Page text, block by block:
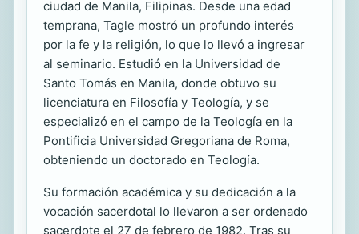
ciudad de Manila, Filipinas. Desde una edad
temprana, Tagle mostró un profundo interés
por la fe y la religión, lo que lo llevó a ingresar
al seminario. Estudió en la Universidad de
Santo Tomás en Manila, donde obtuvo su
licenciatura en Filosofía y Teología, y se
especializó en el campo de la Teología en la
Pontificia Universidad Gregoriana de Roma,
obteniendo un doctorado en Teología.
Su formación académica y su dedicación a la
vocación sacerdotal lo llevaron a ser ordenado
sacerdote el 27 de febrero de 1982. Tras su